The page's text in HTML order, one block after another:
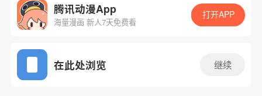
App免费看
下一话
腾讯动漫App
海量漫画 新人7天免费看
打开APP
在此处浏览 继续